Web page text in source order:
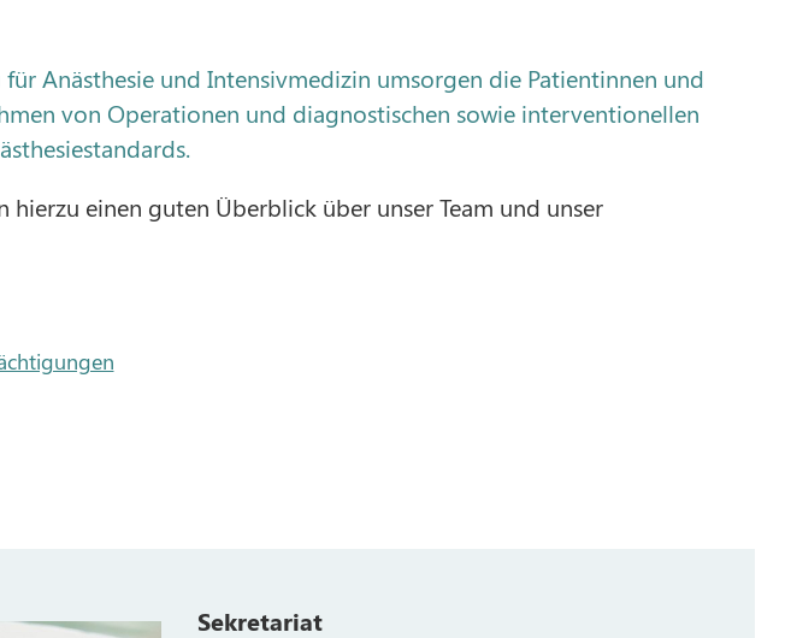
Anästhesie und Intensivmedizin umsorgen die Patientinnen und
von Operationen und diagnostischen sowie interventionellen
einen guten Überblick über unser Team und unser
Sekretariat